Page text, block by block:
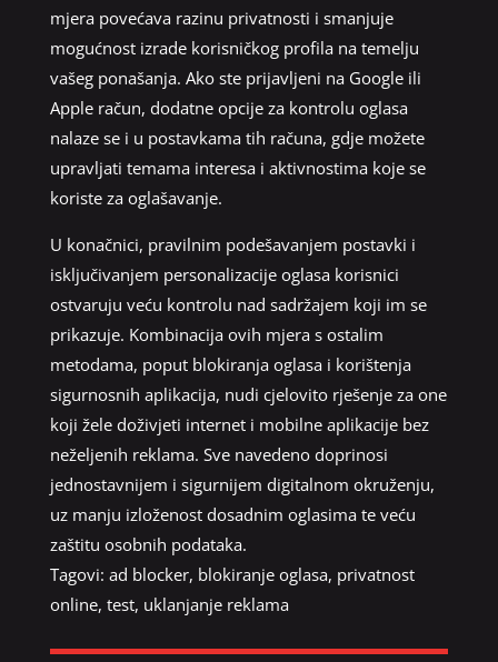
mjera povećava razinu privatnosti i smanjuje
mogućnost izrade korisničkog profila na temelju
vašeg ponašanja. Ako ste prijavljeni na Google ili
Apple račun, dodatne opcije za kontrolu oglasa
nalaze se i u postavkama tih računa, gdje možete
upravljati temama interesa i aktivnostima koje se
koriste za oglašavanje.
U konačnici, pravilnim podešavanjem postavki i
isključivanjem personalizacije oglasa korisnici
ostvaruju veću kontrolu nad sadržajem koji im se
prikazuje. Kombinacija ovih mjera s ostalim
metodama, poput blokiranja oglasa i korištenja
sigurnosnih aplikacija, nudi cjelovito rješenje za one
koji žele doživjeti internet i mobilne aplikacije bez
neželjenih reklama. Sve navedeno doprinosi
jednostavnijem i sigurnijem digitalnom okruženju,
uz manju izloženost dosadnim oglasima te veću
zaštitu osobnih podataka.
Tagovi: ad blocker, blokiranje oglasa, privatnost
online, test, uklanjanje reklama